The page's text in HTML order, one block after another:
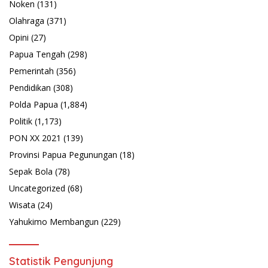
Noken (131)
Olahraga (371)
Opini (27)
Papua Tengah (298)
Pemerintah (356)
Pendidikan (308)
Polda Papua (1,884)
Politik (1,173)
PON XX 2021 (139)
Provinsi Papua Pegunungan (18)
Sepak Bola (78)
Uncategorized (68)
Wisata (24)
Yahukimo Membangun (229)
Statistik Pengunjung